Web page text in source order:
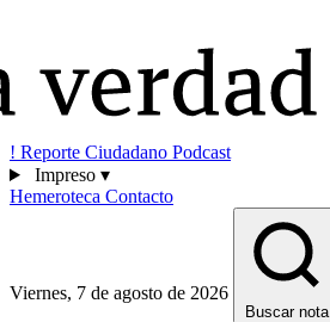
! Reporte Ciudadano Podcast
Impreso ▾
Hemeroteca Contacto
Viernes, 7 de agosto de 2026
Buscar nota